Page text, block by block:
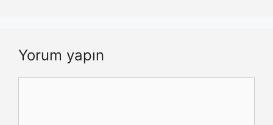
Yorum yapın